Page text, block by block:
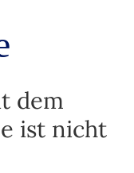
dem
ist nicht